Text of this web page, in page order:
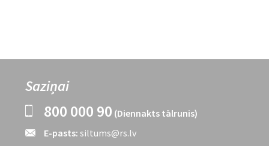
Saziņai
800 000 90 (Diennakts tālrunis)
E-pasts: siltums@rs.lv